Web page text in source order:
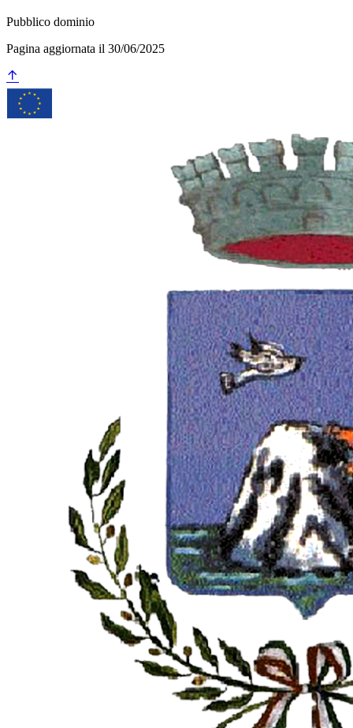
Pubblico dominio
Pagina aggiornata il 30/06/2025